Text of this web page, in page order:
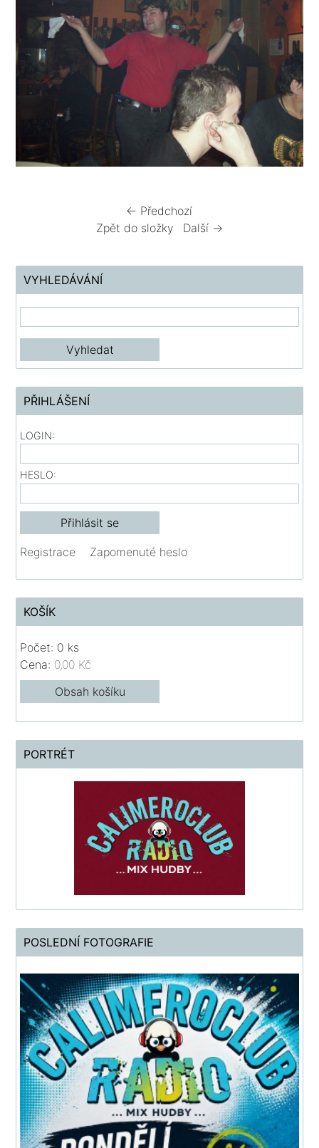
← Předchozí
Zpět do složky
Další →
VYHLEDÁVÁNÍ
PŘIHLÁŠENÍ
LOGIN:
HESLO:
Registrace Zapomenuté heslo
KOŠÍK
Počet: 0 ks
Cena: 0,00 Kč
Obsah košíku
PORTRÉT
POSLEDNÍ FOTOGRAFIE